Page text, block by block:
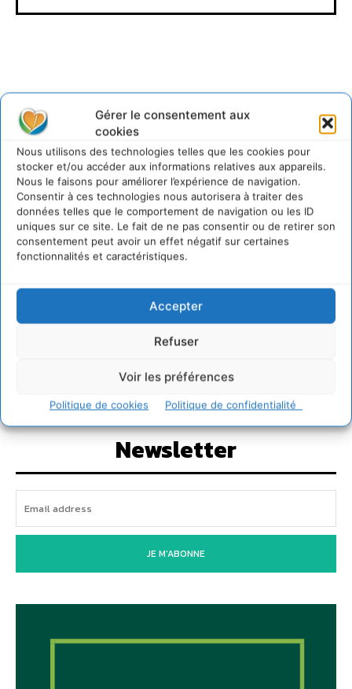
Gérer le consentement aux
cookies
Nous utilisons des technologies telles que les cookies pour
stocker et/ou accéder aux informations relatives aux appareils.
Nous le faisons pour améliorer l’expérience de navigation.
Consentir à ces technologies nous autorisera à traiter des
données telles que le comportement de navigation ou les ID
uniques sur ce site. Le fait de ne pas consentir ou de retirer son
consentement peut avoir un effet négatif sur certaines
fonctionnalités et caractéristiques.
Accepter
Refuser
Voir les préférences
Politique de cookies Politique de confidentialité
Lire aussi
Soutenir un pastoralisme durable en faveur de
socio-écosystèmes résilients
6 août 2026
S’inspirer de l’arbre pour un modèle
économique régénératif du vivant …
5 août 2026
entreprises à devenir des alliées du vivant
Comment le sol français a perdu sa mémoire
hydrique et déréglé tout le territoire (2020-
Newsletter
JE M'ABONNE